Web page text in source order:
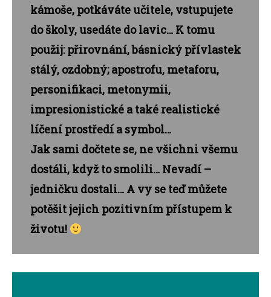
kámoše, potkáváte učitele, vstupujete
do školy, usedáte do lavic… K tomu
použij: přirovnání, básnický přívlastek
stálý, ozdobný; apostrofu, metaforu,
personifikaci, metonymii,
impresionistické a také realistické
líčení prostředí a symbol…
Jak sami dočtete se, ne všichni všemu
dostáli, když to smolili… Nevadí –
jedničku dostali… A vy se teď můžete
potěšit jejich pozitivním přístupem k
životu!